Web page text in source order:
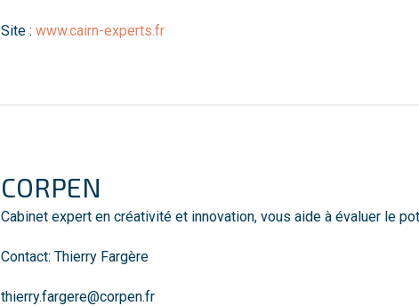
Site : www.cairn-experts.fr
CORPEN
Cabinet expert en créativité et innovation, vous aide à évaluer le
Contact: Thierry Fargère
thierry.fargere@corpen.fr